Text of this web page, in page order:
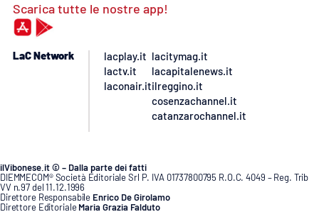
Scarica tutte le nostre app!
LaC Network
lacplay.it
lactv.it
laconair.it
lacitymag.it
lacapitalenews.it
ilreggino.it
cosenzachannel.it
catanzarochannel.it
ilVibonese.it © – Dalla parte dei fatti
DIEMMECOM® Società Editoriale Srl P. IVA 01737800795 R.O.C. 4049 – Reg. Trib
VV n.97 del 11.12.1996
Direttore Responsabile Enrico De Girolamo
Direttore Editoriale Maria Grazia Falduto